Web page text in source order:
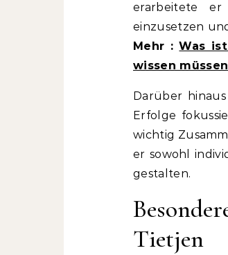
erarbeitete
einzusetzen
Mehr :Was
wissen müssen
Darüber
Erfolge
wichtig
er sowohl
gestalten.
Tietjen